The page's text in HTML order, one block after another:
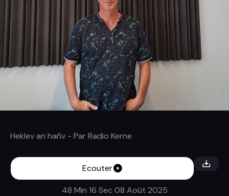
Heklev an hañv - ParRadio Kerne
Ecouter
48 Min 16 Sec 08 Août 2025